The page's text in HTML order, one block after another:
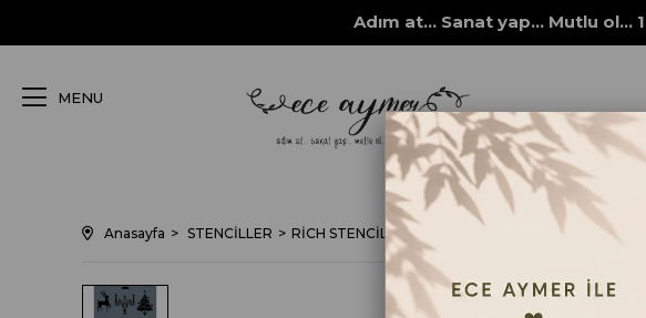
Adım at... Sanat yap... Mutlu ol...
MENU
Anasayfa STENCİLLER RİCH STENCİL ŞABLONLARI Rich New Seri XL